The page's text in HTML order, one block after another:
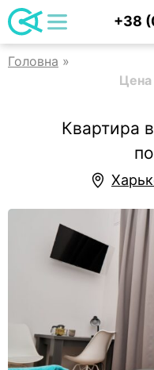
Skip
to
content
apartments.kharkiv.ua/
Аренда квартир и+38
UA
RU
Головна »
Квартира